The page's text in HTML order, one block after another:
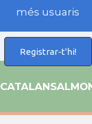
més usuaris
Registrar-t'hi!